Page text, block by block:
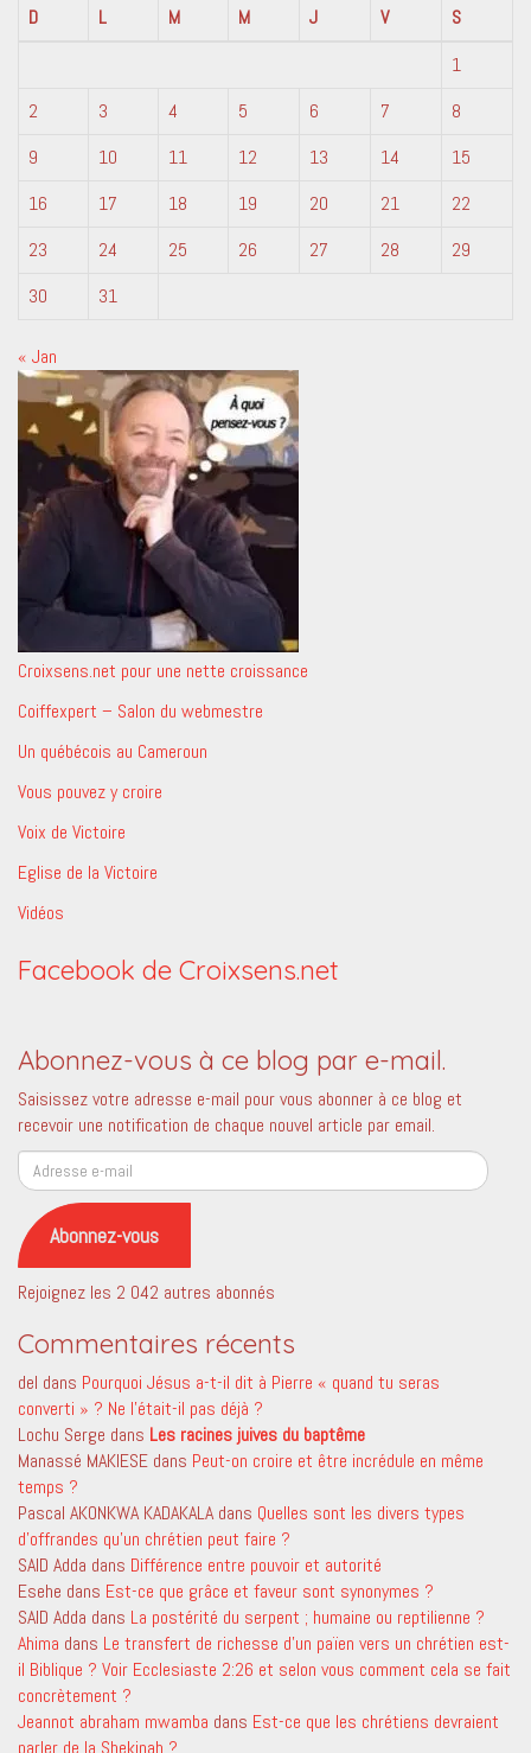
D
L M M J V
S
1
2
3 4 5 6 7
8
9
10 11 12 13 14
15
16
17 18 19 20 21
22
23
24 25 26 27 28
29
30
31
« Jan
Croixsens.net pour une nette croissance
Coiffexpert – Salon du webmestre
Un québécois au Cameroun
Vous pouvez y croire
Voix de Victoire
Eglise de la Victoire
Vidéos
Facebook de Croixsens.net
Abonnez-vous à ce blog par e-mail.
Saisissez votre adresse e-mail pour vous abonner à ce blog et
recevoir une notification de chaque nouvel article par email.
Adresse
e-
mail
Abonnez-vous
Rejoignez les 2 042 autres abonnés
Commentaires récents
del dans Pourquoi Jésus a-t-il dit à Pierre « quand tu seras
converti » ? Ne l’était-il pas déjà ?
Lochu Serge dans Les racines juives du baptême
Manassé MAKIESE dans Peut-on croire et être incrédule en même
temps ?
Pascal AKONKWA KADAKALA dans Quelles sont les divers types
d’offrandes qu’un chrétien peut faire ?
SAID Adda dans Différence entre pouvoir et autorité
Esehe dans Est-ce que grâce et faveur sont synonymes ?
SAID Adda dans La postérité du serpent ; humaine ou reptilienne ?
Ahima dans Le transfert de richesse d’un païen vers un chrétien est-
il Biblique ? Voir Ecclesiaste 2:26 et selon vous comment cela se fait
concrètement ?
Jeannot abraham mwamba dans Est-ce que les chrétiens devraient
parler de la Shekinah ?